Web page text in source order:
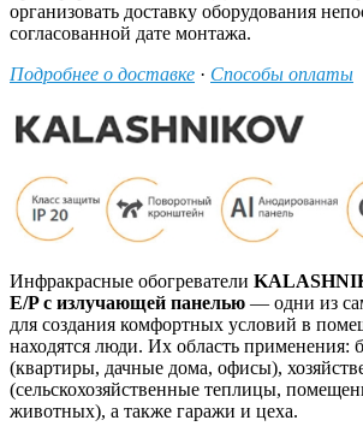
организовать доставку оборудования
согласованной дате монтажа.
Подробнее о доставке · Способы оплаты
Инфракрасные обогреватели
E/P с излучающей панелью — одни из
для создания комфортных условий в
находятся люди. Их область
(квартиры, дачные дома, офисы),
(сельскохозяйственные теплицы,
животных), а также гаражи и цеха.